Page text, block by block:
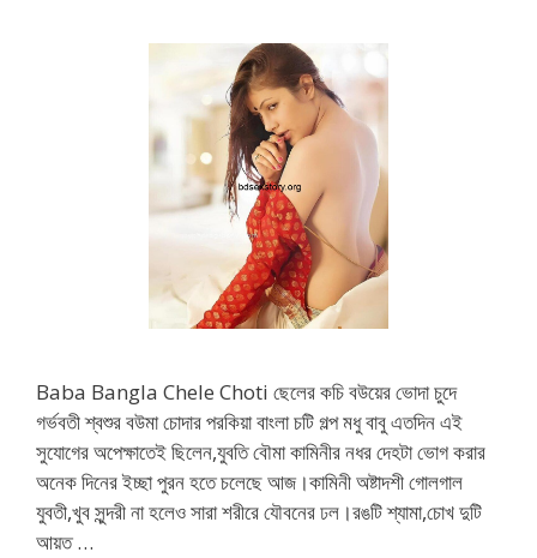
Baba Bangla Chele Choti ছেলের কচি বউয়ের ভোদা চুদে
গর্ভবতী শ্বশুর বউমা চোদার পরকিয়া বাংলা চটি গল্প মধু বাবু এতদিন এই
সুযোগের অপেক্ষাতেই ছিলেন,যুবতি বৌমা কামিনীর নধর দেহটা ভোগ করার
অনেক দিনের ইচ্ছা পুরন হতে চলেছে আজ।কামিনী অষ্টাদশী গোলগাল
যুবতী,খুব সুন্দরী না হলেও সারা শরীরে যৌবনের ঢল।রঙটি শ্যামা,চোখ দুটি
আয়ত …